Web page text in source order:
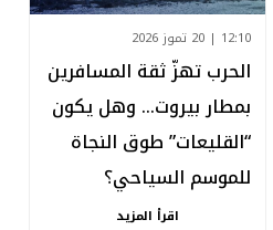
12:10 | 20 تموز 2026
الحرب تهزّ ثقة المسافرين
بمطار بيروت… وهل يكون
“القليعات” طوق النجاة
للموسم السياحي؟
اقرأ المزيد